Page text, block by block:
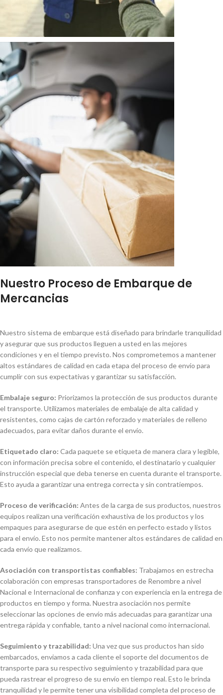
Nuestro Proceso de Embarque de
Mercancias
Nuestro sistema de embarque está diseñado para brindarle tranquilidad
y asegurar que sus productos lleguen a usted en las mejores
condiciones y en el tiempo previsto. Nos comprometemos a mantener
altos estándares de calidad en cada etapa del proceso de envío para
cumplir con sus expectativas y garantizar su satisfacción.
Embalaje seguro: Priorizamos la protección de sus productos durante
el transporte. Utilizamos materiales de embalaje de alta calidad y
resistentes, como cajas de cartón reforzado y materiales de relleno
adecuados, para evitar daños durante el envío.
Etiquetado claro: Cada paquete se etiqueta de manera clara y legible,
con información precisa sobre el contenido, el destinatario y cualquier
instrucción especial que deba tenerse en cuenta durante el transporte.
Esto ayuda a garantizar una entrega correcta y sin contratiempos.
Proceso de verificación: Antes de la carga de sus productos, nuestros
equipos realizan una verificación exhaustiva de los productos y los
empaques para asegurarse de que estén en perfecto estado y listos
para el envío. Esto nos permite mantener altos estándares de calidad en
cada envío que realizamos.
Asociación con transportistas confiables: Trabajamos en estrecha
colaboración con empresas transportadores de Renombre a nivel
Nacional e Internacional de confianza y con experiencia en la entrega de
productos en tiempo y forma. Nuestra asociación nos permite
seleccionar las opciones de envío más adecuadas para garantizar una
entrega rápida y confiable, tanto a nivel nacional como internacional.
Seguimiento y trazabilidad: Una vez que sus productos han sido
embarcados, enviamos a cada cliente el soporte del documentos de
transporte para su respectivo seguimiento y trazabilidad para que
pueda rastrear el progreso de su envío en tiempo real. Esto le brinda
tranquilidad y le permite tener una visibilidad completa del proceso de